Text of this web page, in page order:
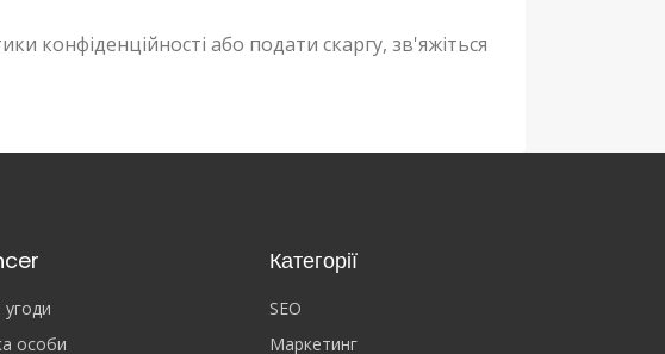
конфіденційності або подати скаргу, зв'яжіться
угоди
особи
Категорії
SEO
Маркетинг